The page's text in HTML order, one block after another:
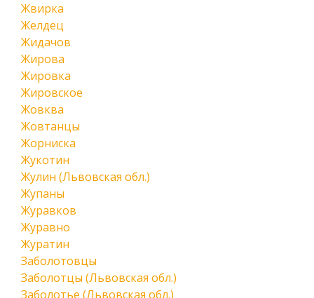
Жвирка
Желдец
Жидачов
Жирова
Жировка
Жировское
Жовква
Жовтанцы
Жорниска
Жукотин
Жулин (Львовская обл.)
Жупаны
Журавков
Журавно
Журатин
Заболотовцы
Заболотцы (Львовская обл.)
Заболотье (Львовская обл.)